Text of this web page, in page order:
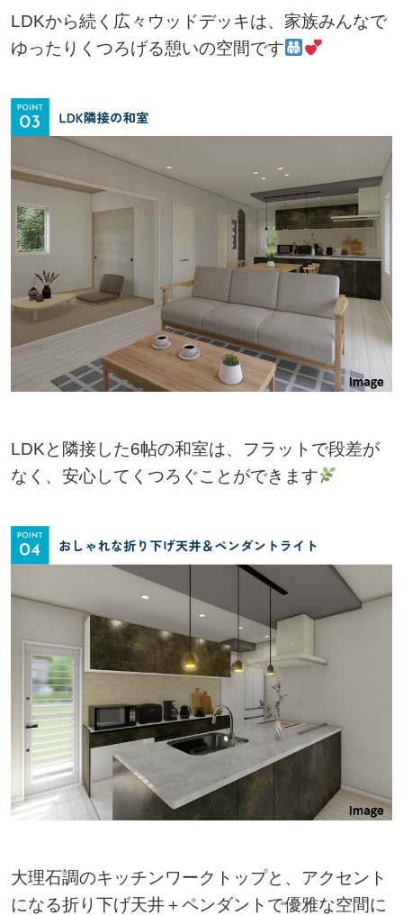
LDKから続く広々ウッドデッキは、家族みんなで
ゆったりくつろげる憩いの空間です
LDKと隣接した6帖の和室は、フラットで段差が
なく、安心してくつろぐことができます
大理石調のキッチンワークトップと、アクセント
になる折り下げ天井＋ペンダントで優雅な空間に